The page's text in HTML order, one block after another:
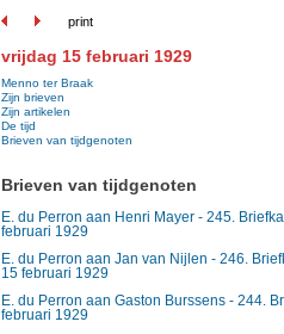
print
vrijdag 15 februari 1929
Menno ter Braak
Zijn brieven
Zijn artikelen
De tijd
Brieven van tijdgenoten
Brieven van tijdgenoten
E. du Perron aan Henri Mayer - 245.
februari 1929
E. du Perron aan Jan van Nijlen - 246.
15 februari 1929
E. du Perron aan Gaston Burssens - 244.
februari 1929